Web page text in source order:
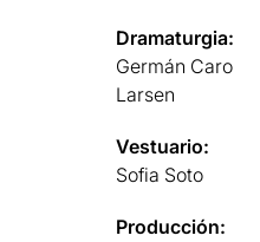
Dramaturgia:
Germán Caro
Larsen
Vestuario:
Sofia Soto
Producción: